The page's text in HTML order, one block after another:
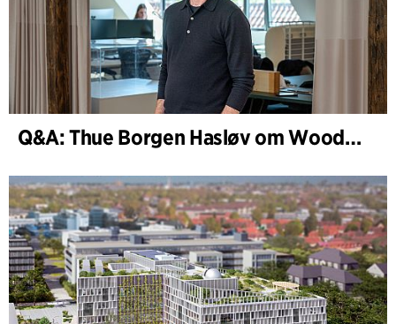
Q&A: Thue Borgen Hasløv om WoodHub